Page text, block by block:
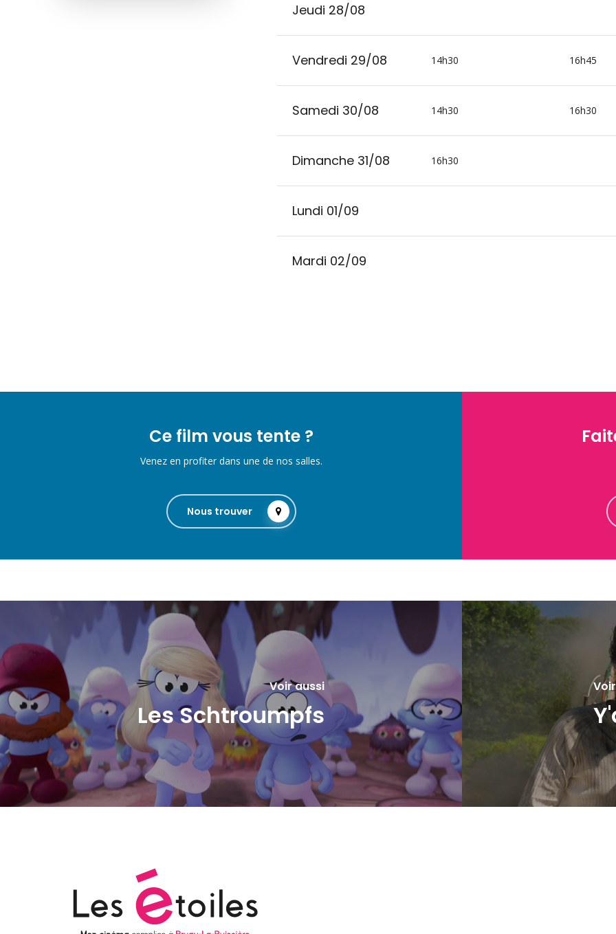
Jeudi 28/08
Vendredi 29/08 14h30 16h45
Samedi 30/08 14h30 16h30
Dimanche 31/08 16h30
Lundi 01/09
Mardi 02/09
Ce film vous tente ?
Venez en profiter dans une de nos salles.
Nous trouver
Voir aussi
Les Schtroumpfs